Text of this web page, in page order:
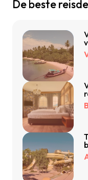
De beste